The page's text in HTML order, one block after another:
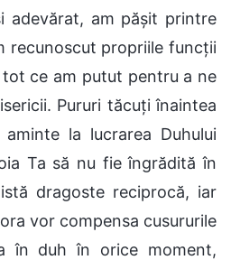
adevărat, am pășit printre
recunoscut propriile funcții
ce am putut pentru a ne
Pururi tăcuți înaintea
la lucrarea Duhului
Ta să nu fie îngrădită în
dragoste reciprocă, iar
vor compensa cusururile
în duh în orice moment,